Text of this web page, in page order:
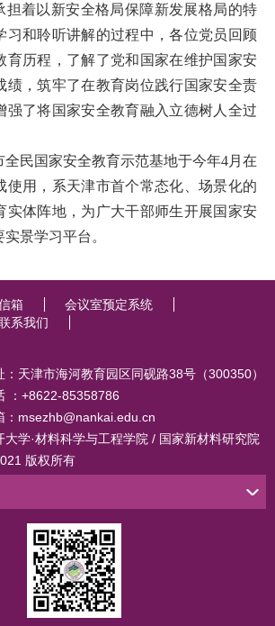
担着以新安全格局保障新发展格局的特
习和聆听讲解的过程中，各位党员回顾
育历程，了解了党和国家在维护国家安
绩，筑牢了在教育岗位践行国家安全责
强了将国家安全教育融入立德树人全过
全民国家安全教育示范基地于今年4月在
使用，系天津市首个常态化、场景化的
实体阵地，为广大干部师生开展国家安
景学习平台。
箱
会议室预定系统
系我们
：天津市海河教育园区同砚路38号（300350）
：+8622-85358786
：msezhb@nankai.edu.cn
大学·材料科学与工程学院 / 国家新材料研究院
版权所有